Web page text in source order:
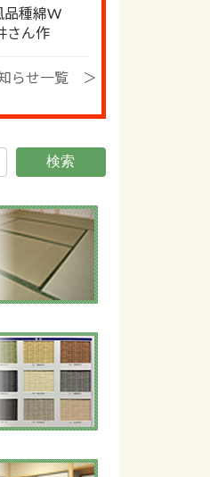
品種綿W
さん作
らせ一覧 ＞
検索